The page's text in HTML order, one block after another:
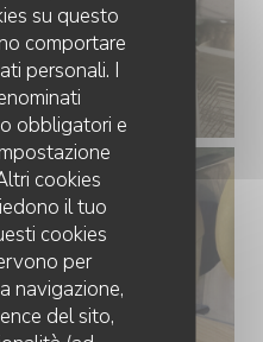
su questo
comportare
personali. I
obbligatori e
cookies
il tuo
cookies
per
navigazione,
del sito,